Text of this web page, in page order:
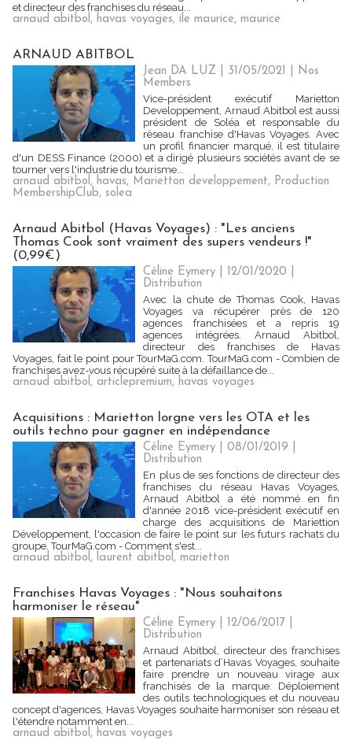
et directeur des franchises du réseau...
arnaud abitbol, havas voyages, ile maurice, maurice
ARNAUD ABITBOL
Jean DA LUZ | 31/05/2021
Nos
Members
Vice-président exécutif Marietton
Developpement, Arnaud Abitbol est aussi
président de Soléa et responsable du
réseau franchise d'Havas Voyages. Avec
un profil financier marqué, il est titulaire
d'un DESS Finance (2000) et a dirigé plusieurs sociétés avant de se
tourner vers l'industrie du tourisme...
arnaud abitbol, havas, Marietton developpement, Production
MembershipClub, solea
Arnaud Abitbol (Havas Voyages) : "Les anciens
Thomas Cook sont vraiment des supers vendeurs !"
(0,99€)
Céline Eymery | 12/01/2020
Distribution
Avec la chute de Thomas Cook, Havas
Voyages va récupérer près de 120
agences franchisées et a repris 19
agences intégrées. Arnaud Abitbol,
directeur des franchises de Havas
Voyages, fait le point pour TourMaG.com. TourMaG.com - Combien de
franchises avez-vous récupéré suite à la défaillance de...
arnaud abitbol, articlepremium, havas voyages
Acquisitions : Marietton lorgne vers les OTA et les
outils techno pour gagner en indépendance
Céline Eymery | 08/01/2019
Distribution
En plus de ses fonctions de directeur des
franchises du réseau Havas Voyages,
Arnaud Abitbol a été nommé en fin
d'année 2018 vice-président exécutif en
charge des acquisitions de Mariettion
Développement, l'occasion de faire le point sur les futurs rachats du
groupe. TourMaG.com - Comment s'est...
arnaud abitbol, laurent abitbol, marietton
Franchises Havas Voyages : "Nous souhaitons
harmoniser le réseau"
Céline Eymery | 12/06/2017
Distribution
Arnaud Abitbol, directeur des franchises
et partenariats d’Havas Voyages, souhaite
faire prendre un nouveau virage aux
franchisés de la marque. Déploiement
des outils technologiques et du nouveau
concept d'agences, Havas Voyages souhaite harmoniser son réseau et
l'étendre notamment en...
arnaud abitbol, havas voyages